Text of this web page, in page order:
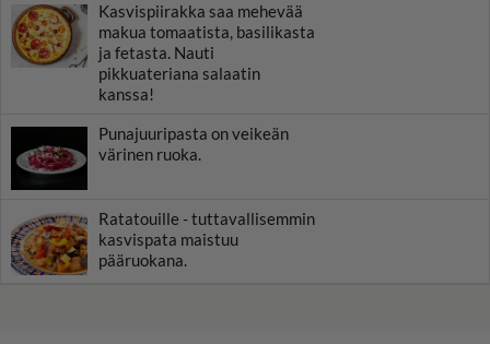
Kasvispiirakka saa mehevää
makua tomaatista, basilikasta
ja fetasta. Nauti
pikkuateriana salaatin
kanssa!
Punajuuripasta on veikeän
värinen ruoka.
Ratatouille - tuttavallisemmin
kasvispata maistuu
pääruokana.